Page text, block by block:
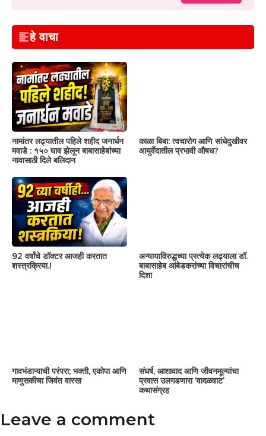
हे वाचा
नामांतर लढ्यातील पहिले शहीद जनार्धन
मवाडे : १५० घाव झेलून बाबासाहेबांच्या
नावासाठी दिले बलिदान
काळा बिबा: त्वचारोग आणि सांधेदुखीवर
आयुर्वेदातील प्रभावी औषध?
92 वर्षांचे डॉक्टर आजही करतात
शस्त्रक्रिया.!
अन्यायाविरुद्धच्या प्रत्येक लढ्याला डॉ.
बाबासाहेब आंबेडकरांच्या विचारांचीच
दिशा
गावभंडाऱ्याची परंपरा; भक्ती, एकोपा आणि
माणुसकीचा जिवंत वारसा
संघर्ष, आशावाद आणि जीवनमूल्यांचा
प्रवास उलगडणारा ‘वादळवाट’
कथासंग्रह
Leave a comment